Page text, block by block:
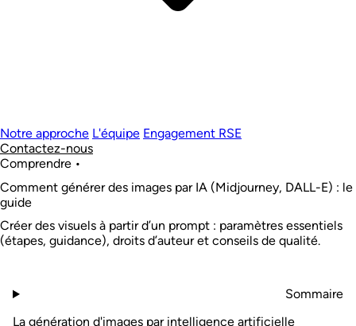
Notre approche L'équipe Engagement RSE
Contactez-nous
Comprendre •
Comment générer des images par IA (Midjourney, DALL-E) : le
guide
Créer des visuels à partir d’un prompt : paramètres essentiels
(étapes, guidance), droits d’auteur et conseils de qualité.
Sommaire
La génération d'images par intelligence artificielle